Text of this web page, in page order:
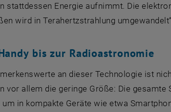
stattdessen Energie aufnimmt. Die
wird in Terahertzstrahlung
bis zur Radioastronomie
an dieser Technologie ist
vor allem die geringe Größe: Die
um in kompakte Geräte wie etwa